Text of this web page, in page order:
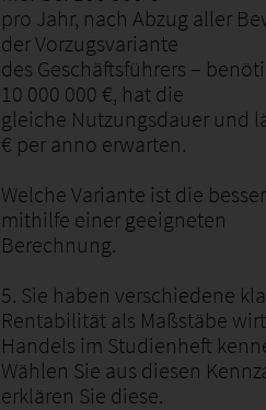
pro Jahr, nach Abzug aller
der Vorzugsvariante
des Geschäftsführers –
10 000 000 €, hat die
gleiche Nutzungsdauer und
€ per anno erwarten.
Welche Variante ist die
mithilfe einer geeigneten
Berechnung.
5. Sie haben verschiedene
Rentabilität als Maßstäbe
Handels im Studienheft
Wählen Sie aus diesen
erklären Sie diese.